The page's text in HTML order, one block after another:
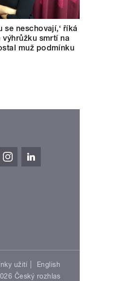
se neschovají,‘ říká
výhrůžku smrtí na
muž podmínku
užití
English
Český rozhlas